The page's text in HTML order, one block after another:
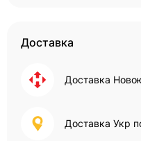
Доставка
Доставка
Доставка Укр